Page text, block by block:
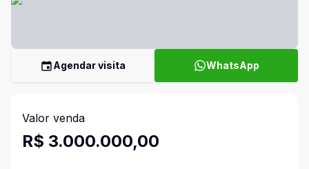
Agendar visita WhatsApp
Valor venda
R$ 3.000.000,00